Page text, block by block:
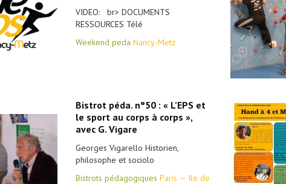
VIDEO: br> DOCUMENTS
RESSOURCES Télé
Weekend peda Nancy-Metz
Bistrot péda. n°50 : « L’EPS et
le sport au corps à corps »,
avec G. Vigare
Georges Vigarello Historien,
philosophe et sociolo
Bistrots pédagogiques Paris — Ile de